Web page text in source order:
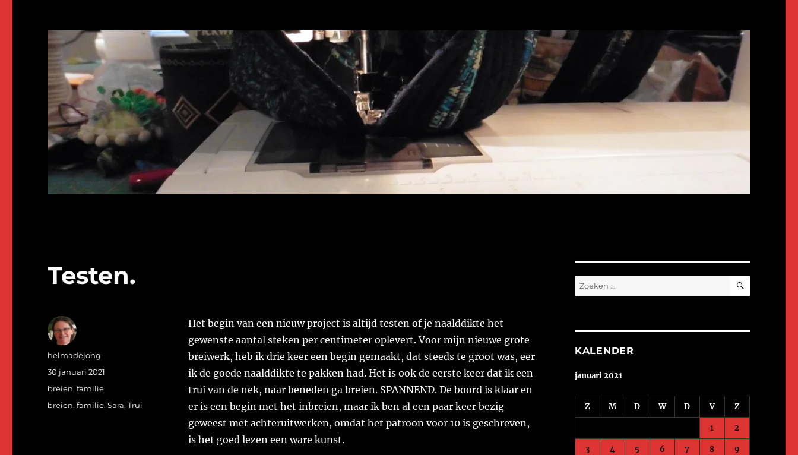
Testen.
Het begin van een nieuw project is altijd testen of je naalddikte het
gewenste aantal steken per centimeter oplevert. Voor mijn nieuwe grote
breiwerk, heb ik drie keer een begin gemaakt, dat steeds te groot was, eer
ik de goede naalddikte te pakken had. Het is ook de eerste keer dat ik een
trui van de nek, naar beneden ga breien. SPANNEND. De boord is klaar en
er is een begin met het inbreien, maar ik ben al een paar keer bezig
geweest met achteruitwerken, omdat het patroon voor 10 is geschreven,
is het goed lezen een ware kunst.
Auteur
helmadejong
Geplaatst
op
30 januari 2021
Categorieën
breien,familie
Tags
breien,familie,Sara,Trui
Zoeken
naar:
ZOEKEN
KALENDER
januari 2021
Z M D W D V Z
1 2
3 4 5 6 7 8 9